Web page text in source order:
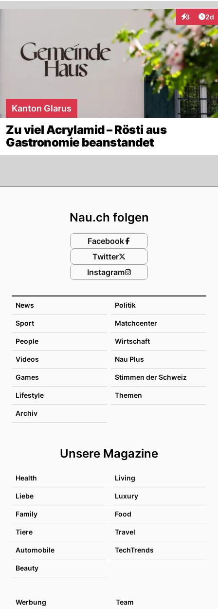
3 2d
Kanton Glarus
Zu viel Acrylamid – Rösti aus
Gastronomie beanstandet
News Politik
Sport Matchcenter
People Wirtschaft
Videos Nau Plus
Games Stimmen der Schweiz
Lifestyle Themen
Archiv
Unsere Magazine
Health Living
Liebe Luxury
Family Food
Tiere Travel
Automobile TechTrends
Beauty
Nau.ch folgen
Facebook
Twitter
Instagram
Werbung Team